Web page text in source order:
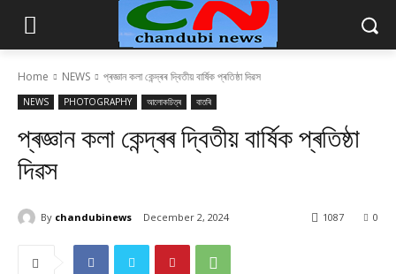
Home NEWS প্ৰজ্ঞান কলা কেন্দ্ৰৰ দ্বিতীয় বাৰ্ষিক প্ৰতিষ্ঠা দিৱস
NEWS PHOTOGRAPHY আলোকচিত্ৰ বাতৰি
প্ৰজ্ঞান কলা কেন্দ্ৰৰ দ্বিতীয় বাৰ্ষিক প্ৰতিষ্ঠা
দিৱস
By chandubinews December 2, 2024 0
1087